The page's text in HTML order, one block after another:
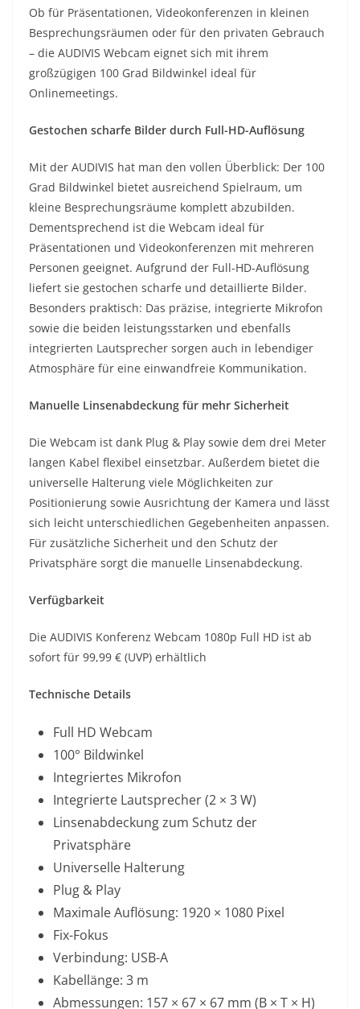
Ob für Präsentationen, Videokonferenzen in kleinen
Besprechungsräumen oder für den privaten Gebrauch
– die AUDIVIS Webcam eignet sich mit ihrem
großzügigen 100 Grad Bildwinkel ideal für
Onlinemeetings.
Gestochen scharfe Bilder durch Full-HD-Auflösung
Mit der AUDIVIS hat man den vollen Überblick: Der 100
Grad Bildwinkel bietet ausreichend Spielraum, um
kleine Besprechungsräume komplett abzubilden.
Dementsprechend ist die Webcam ideal für
Präsentationen und Videokonferenzen mit mehreren
Personen geeignet. Aufgrund der Full-HD-Auflösung
liefert sie gestochen scharfe und detaillierte Bilder.
Besonders praktisch: Das präzise, integrierte Mikrofon
sowie die beiden leistungsstarken und ebenfalls
integrierten Lautsprecher sorgen auch in lebendiger
Atmosphäre für eine einwandfreie Kommunikation.
Manuelle Linsenabdeckung für mehr Sicherheit
Die Webcam ist dank Plug & Play sowie dem drei Meter
langen Kabel flexibel einsetzbar. Außerdem bietet die
universelle Halterung viele Möglichkeiten zur
Positionierung sowie Ausrichtung der Kamera und lässt
sich leicht unterschiedlichen Gegebenheiten anpassen.
Für zusätzliche Sicherheit und den Schutz der
Privatsphäre sorgt die manuelle Linsenabdeckung.
Verfügbarkeit
Die AUDIVIS Konferenz Webcam 1080p Full HD ist ab
sofort für 99,99 € (UVP) erhältlich
Technische Details
Full HD Webcam
100° Bildwinkel
Integriertes Mikrofon
Integrierte Lautsprecher (2 × 3 W)
Linsenabdeckung zum Schutz der
Privatsphäre
Universelle Halterung
Plug & Play
Maximale Auflösung: 1920 × 1080 Pixel
Fix-Fokus
Verbindung: USB-A
Kabellänge: 3 m
Abmessungen: 157 × 67 × 67 mm (B × T × H)